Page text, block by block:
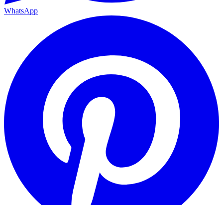
WhatsApp